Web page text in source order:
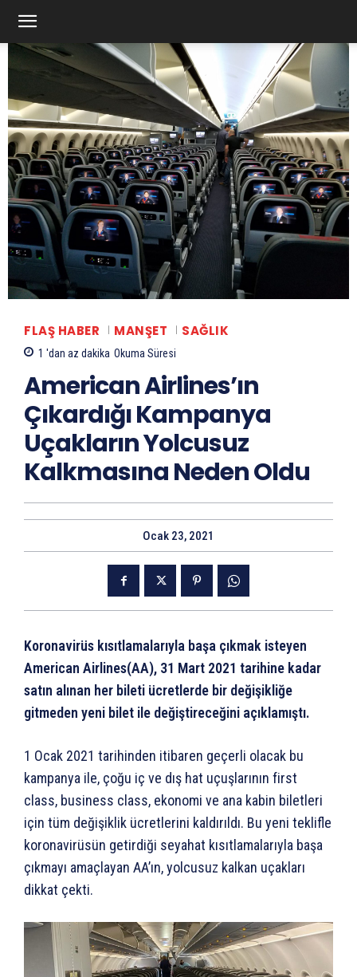
FLAŞ HABER MANŞET SAĞLIK
1 'dan az dakika Okuma Süresi
American Airlines’ın
Çıkardığı Kampanya
Uçakların Yolcusuz
Kalkmasına Neden Oldu
Ocak 23, 2021
Koronavirüs kısıtlamalarıyla başa çıkmak isteyen
American Airlines(AA), 31 Mart 2021 tarihine kadar
satın alınan her bileti ücretlerde bir değişikliğe
gitmeden yeni bilet ile değiştireceğini açıklamıştı.
1 Ocak 2021 tarihinden itibaren geçerli olacak bu
kampanya ile, çoğu iç ve dış hat uçuşlarının first
class, business class, ekonomi ve ana kabin biletleri
için tüm değişiklik ücretlerini kaldırıldı. Bu yeni teklifle
koronavirüsün getirdiği seyahat kısıtlamalarıyla başa
çıkmayı amaçlayan AA’ın, yolcusuz kalkan uçakları
dikkat çekti.